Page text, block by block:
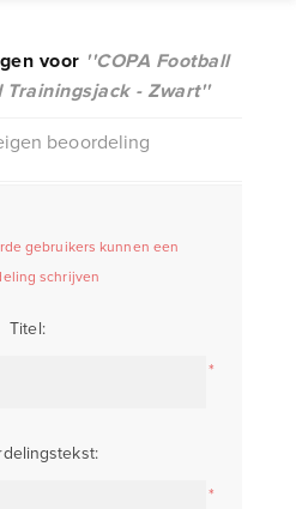
voor
COPA Football
Trainingsjack - Zwart
beoordeling
gebruikers kunnen een
schrijven
Titel:
*
*